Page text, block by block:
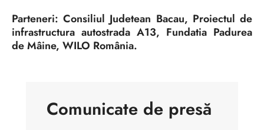
Parteneri: Consiliul Judetean Bacau, Proiectul de
infrastructura autostrada A13, Fundatia Padurea
de Mâine, WILO România.
Comunicate de presă